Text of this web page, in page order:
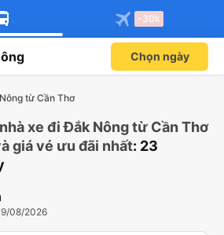
-30k
Chọn ngày
từ Cần Thơ
xe đi Đắk Nông từ Cần Thơ
giá vé ưu đãi nhất: 23
08/2026